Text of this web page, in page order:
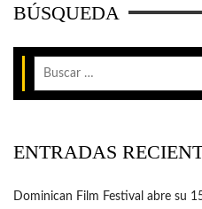
BÚSQUEDA
ENTRADAS
Dominican Film Festival abre su